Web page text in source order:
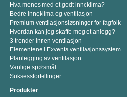
Hva menes med et godt inneklima?
Bedre inneklima og ventilasjon
Premium ventilasjonsløsninger for fagfolk
Hvordan kan jeg skaffe meg et anlegg?
3 trender innen ventilasjon
Elementene i Exvents ventilasjonssystem
Planlegging av ventilasjon
Vanlige spørsmål
Suksessfortellinger
Produkter